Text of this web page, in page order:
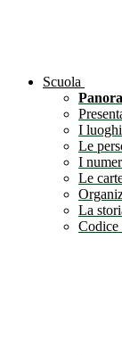
Scuola
I luoghi
Le
I
Le
La
Codice